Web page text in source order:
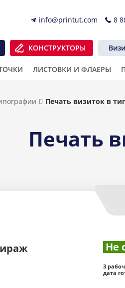
info@printut.com 8
КОНСТРУКТОРЫ
ЛИСТОВКИ И ФЛАЕРЫ
Печать визиток в
Печать
Не
3
дата